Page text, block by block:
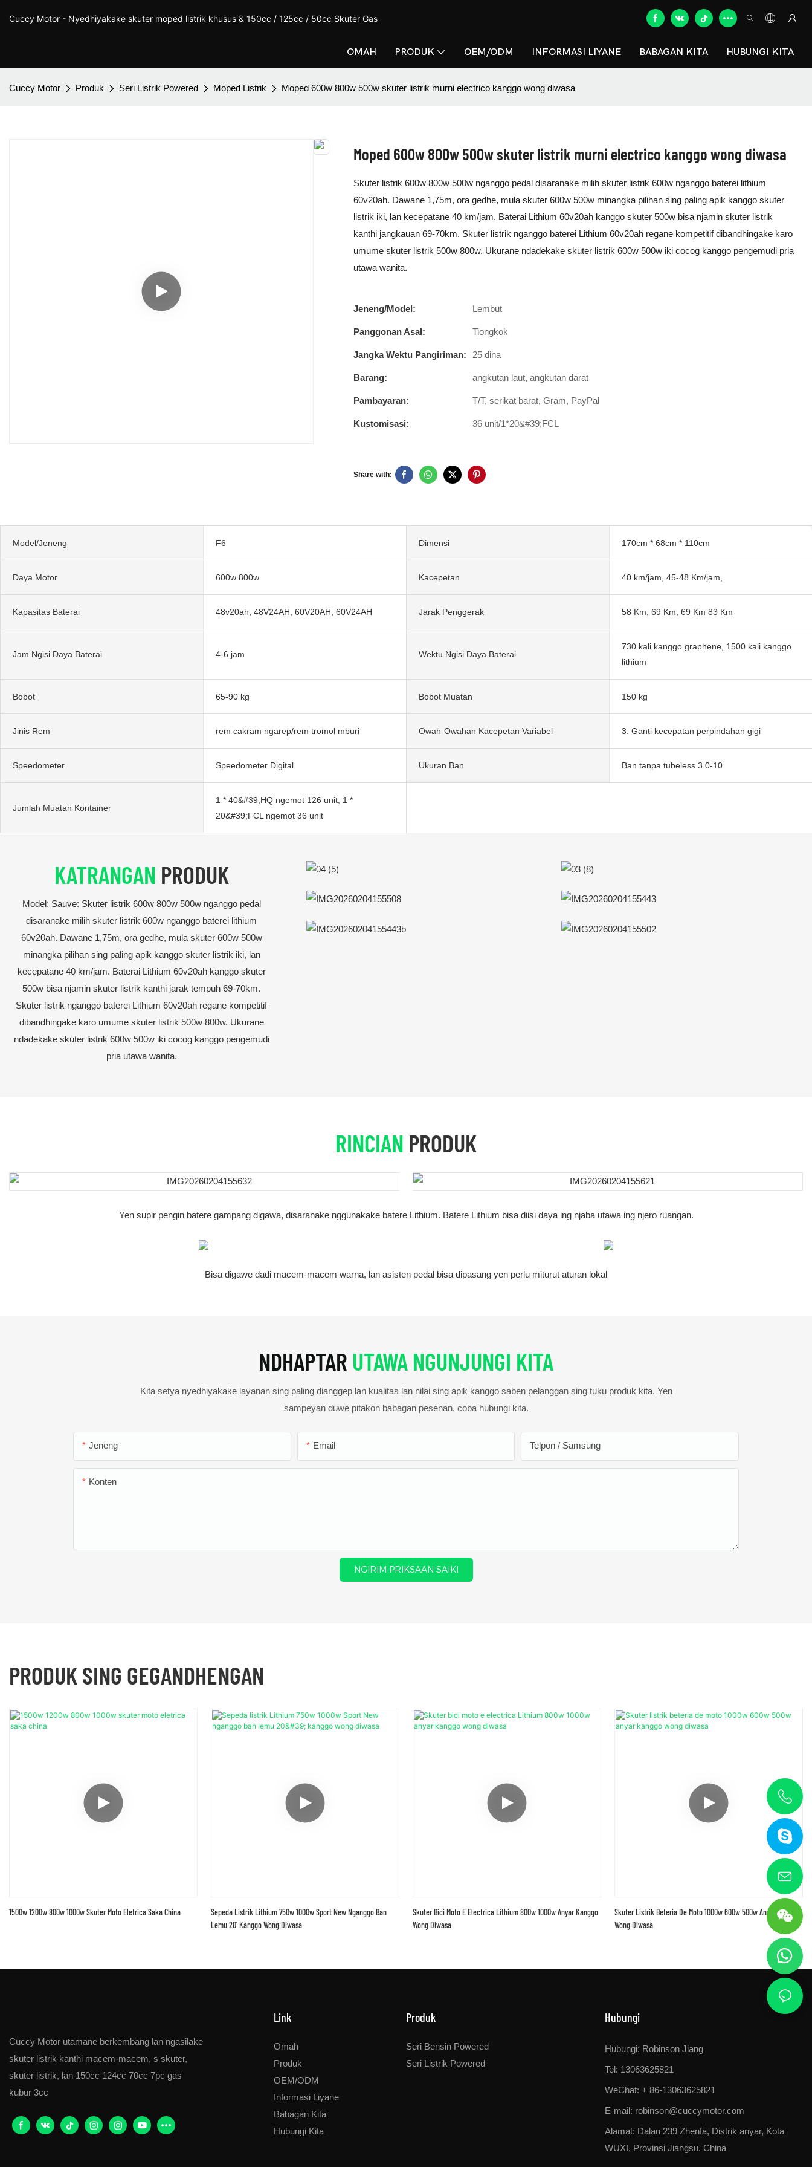
Cuccy Motor - Nyedhiyakake skuter moped listrik khusus & 150cc / 125cc / 50cc Skuter Gas
OMAH PRODUK OEM/ODM INFORMASI LIYANE BABAGAN KITA HUBUNGI KITA
Cuccy Motor Produk Seri Listrik Powered Moped Listrik Moped 600w 800w 500w skuter listrik murni electrico kanggo wong diwasa
Moped 600w 800w 500w skuter listrik murni electrico kanggo wong diwasa
Skuter listrik 600w 800w 500w nganggo pedal disaranake milih skuter listrik 600w nganggo baterei lithium
60v20ah. Dawane 1,75m, ora gedhe, mula skuter 600w 500w minangka pilihan sing paling apik kanggo skuter
listrik iki, lan kecepatane 40 km/jam. Baterai Lithium 60v20ah kanggo skuter 500w bisa njamin skuter listrik
kanthi jangkauan 69-70km. Skuter listrik nganggo baterei Lithium 60v20ah regane kompetitif dibandhingake karo
umume skuter listrik 500w 800w. Ukurane ndadekake skuter listrik 600w 500w iki cocog kanggo pengemudi pria
utawa wanita.
Jeneng/Model: Lembut
Panggonan Asal: Tiongkok
Jangka Wektu Pangiriman: 25 dina
Barang: angkutan laut, angkutan darat
Pambayaran: T/T, serikat barat, Gram, PayPal
Kustomisasi: 36 unit/1*20&#39;FCL
Share with:
Model/Jeneng F6 Dimensi 170cm * 68cm * 110cm
Daya Motor 600w 800w Kacepetan 40 km/jam, 45-48 Km/jam,
Kapasitas Baterai 48v20ah, 48V24AH, 60V20AH, 60V24AH Jarak Penggerak 58 Km, 69 Km, 69 Km 83 Km
Jam Ngisi Daya Baterai 4-6 jam Wektu Ngisi Daya Baterai
730 kali kanggo graphene, 1500 kali kanggo
lithium
Bobot 65-90 kg Bobot Muatan 150 kg
Jinis Rem rem cakram ngarep/rem tromol mburi Owah-Owahan Kacepetan Variabel 3. Ganti kecepatan perpindahan gigi
Speedometer Speedometer Digital Ukuran Ban Ban tanpa tubeless 3.0-10
Jumlah Muatan Kontainer
1 * 40&#39;HQ ngemot 126 unit, 1 *
20&#39;FCL ngemot 36 unit
KATRANGAN PRODUK
Model: Sauve: Skuter listrik 600w 800w 500w nganggo pedal
disaranake milih skuter listrik 600w nganggo baterei lithium
60v20ah. Dawane 1,75m, ora gedhe, mula skuter 600w 500w
minangka pilihan sing paling apik kanggo skuter listrik iki, lan
kecepatane 40 km/jam. Baterai Lithium 60v20ah kanggo skuter
500w bisa njamin skuter listrik kanthi jarak tempuh 69-70km.
Skuter listrik nganggo baterei Lithium 60v20ah regane kompetitif
dibandhingake karo umume skuter listrik 500w 800w. Ukurane
ndadekake skuter listrik 600w 500w iki cocog kanggo pengemudi
pria utawa wanita.
RINCIAN PRODUK
Yen supir pengin batere gampang digawa, disaranake nggunakake batere Lithium. Batere Lithium bisa diisi daya ing njaba utawa ing njero ruangan.
Bisa digawe dadi macem-macem warna, lan asisten pedal bisa dipasang yen perlu miturut aturan lokal
NDHAPTAR UTAWA NGUNJUNGI KITA
Kita setya nyedhiyakake layanan sing paling dianggep lan kualitas lan nilai sing apik kanggo saben pelanggan sing tuku produk kita. Yen
sampeyan duwe pitakon babagan pesenan, coba hubungi kita.
Jeneng Email Telpon / Samsung
Konten
NGIRIM PRIKSAAN SAIKI
PRODUK SING GEGANDHENGAN
1500w 1200w 800w 1000w Skuter Moto Eletrica Saka China
Sepeda Listrik Lithium 750w 1000w Sport New Nganggo Ban
Lemu 20' Kanggo Wong Diwasa
Skuter Bici Moto E Electrica Lithium 800w 1000w Anyar Kanggo
Wong Diwasa
Skuter Listrik Beteria De Moto 1000w 600w 500w Anyar Kanggo
Wong Diwasa
Cuccy Motor utamane berkembang lan ngasilake
skuter listrik kanthi macem-macem, s skuter,
skuter listrik, lan 150cc 124cc 70cc 7pc gas
kubur 3cc
Link
Omah
Produk
OEM/ODM
Informasi Liyane
Babagan Kita
Hubungi Kita
Produk
Seri Bensin Powered
Seri Listrik Powered
Hubungi
Hubungi: Robinson Jiang
Tel: 13063625821
WeChat: + 86-13063625821
E-mail: robinson@cuccymotor.com
Alamat: Dalan 239 Zhenfa, Distrik anyar, Kota
WUXI, Provinsi Jiangsu, China